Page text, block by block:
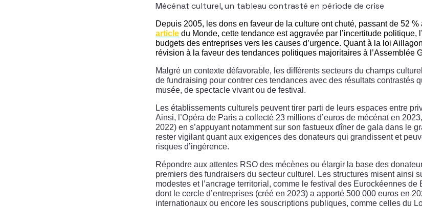
Mécénat culturel, un tableau contrasté en période de crise
Depuis 2005, les dons en faveur de la culture ont chuté, passant de 52 %
article du Monde, cette tendance est aggravée par l’incertitude politique,
budgets des entreprises vers les causes d’urgence. Quant à la loi
révision à la faveur des tendances politiques majoritaires à l’Assemblée
Malgré un contexte défavorable, les différents secteurs du champs
de fundraising pour contrer ces tendances avec des résultats contrastés
musée, de spectacle vivant ou de festival.
Les établissements culturels peuvent tirer parti de leurs espaces entre
Ainsi, l’Opéra de Paris a collecté 23 millions d’euros de mécénat en
2022) en s’appuyant notamment sur son fastueux dîner de gala dans le
rester vigilant quant aux exigences des donateurs qui grandissent et
risques d’ingérence.
Répondre aux attentes RSO des mécènes ou élargir la base des
premiers des fundraisers du secteur culturel. Les structures misent ainsi
modestes et l’ancrage territorial, comme le festival des Eurockéennes de
dont le cercle d’entreprises (créé en 2023) a apporté 500 000 euros en
internationaux ou encore les souscriptions publiques, comme celles du